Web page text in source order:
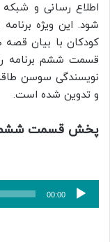
اطلاع رسانی و
شود. این ویژه
کودکان با بیان
قسمت ششم برنامه
نویسندگی سوسن
و تدوین شده است.
پخش قسمت ششم
پخش‌کننده
صوت
00:00